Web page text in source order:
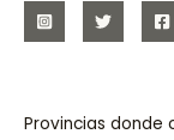
Provincias donde